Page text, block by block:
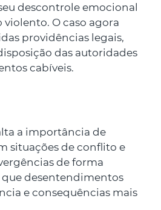
descontrole emocional
O caso agora
providências legais,
das autoridades
cabíveis.
a importância de
situações de conflito e
de forma
desentendimentos
e consequências mais